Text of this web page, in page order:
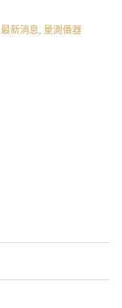
最新消息, 量測儀器